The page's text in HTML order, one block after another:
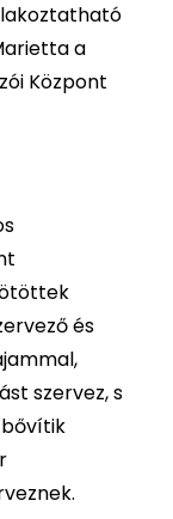
a
Központ
és
szervez, s